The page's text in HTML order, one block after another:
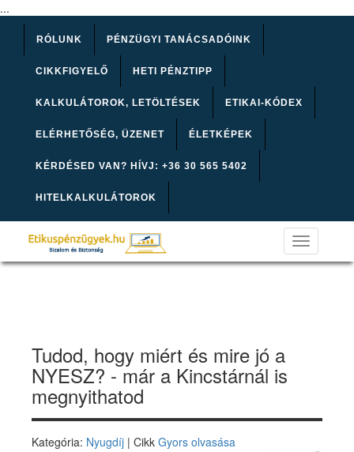
...
RÓLUNK PÉNZÜGYI TANÁCSADÓINK
CIKKFIGYELŐ HETI PÉNZTIPP
KALKULÁTOROK, LETÖLTÉSEK ETIKAI-KÓDEX
ELÉRHETŐSÉG, ÜZENET ÉLETKÉPEK
KÉRDÉSED VAN? HÍVJ: +36 30 565 5402
HITELKALKULÁTOROK
Toggle
navigation
Tudod, hogy miért és mire jó a
NYESZ? - már a Kincstárnál is
megnyithatod
Kategória: Nyugdíj | Cikk Gyors olvasása